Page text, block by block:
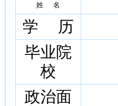
姓 名
学 历
毕业院
校
政治面